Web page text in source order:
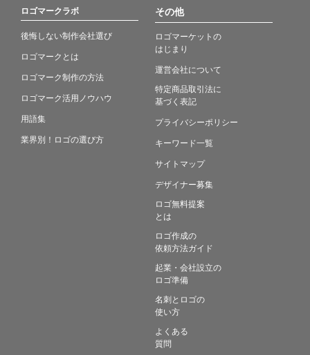
ロゴマークラボ
後悔しない制作会社選び
ロゴマークとは
ロゴマーク制作の方法
ロゴマーク活用ノウハウ
用語集
業界別！ロゴの選び方
その他
ロゴマーケットの
はじまり
運営会社について
特定商品取引法に
基づく表記
プライバシーポリシー
キーワード一覧
サイトマップ
デザイナー募集
ロゴ無料提案
とは
ロゴ作成の
依頼方法ガイド
起業・会社設立の
ロゴ準備
名刺とロゴの
使い方
よくある
質問